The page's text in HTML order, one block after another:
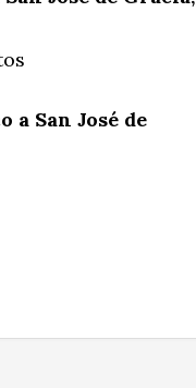
a San José de